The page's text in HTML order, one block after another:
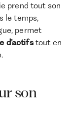
prend tout son
le temps,
permet
d’actifstout en
son